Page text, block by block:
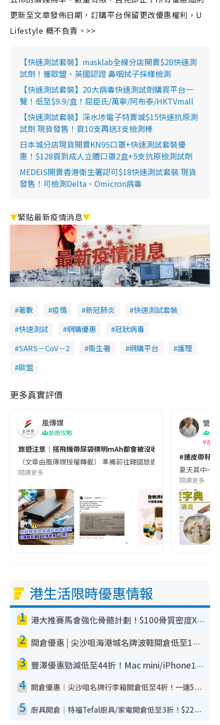
更新至文章發佈日期，訂購平台保留更改優惠權利，U
Lifestyle 概不負責。>>
【快速測試套裝】masklab全線分店開賣$28快速測
試劑！獲歐盟、英國認證 鼻咽拭子採樣檢測
【快速測試套裝】20大病毒快速測試劑購買平台一
覽！低至$9.9/盒！屈臣氏/萬寧/阿布泰/HKTVmall
【快速測試套裝】深水埗電子特賣城$15快速抗原測
試劑 現貨發售！買10支再送3支檢測棒
日本城分店現貨開賣KN95口罩+快速測試套裝優
惠！$128買到成人立體口罩2盒+5支抗原檢測試劑
MEDEIS開賣香港衛生署認可$18快速測試套裝 現貨
發售！可檢測Delta、Omicron病毒
▼緊貼最新疫情消息▼
著數 疫情 新冠肺炎
快速測試套裝
快速測試
網購優惠
冠狀病毒
SARS－CoV－2
衞生署 網購平台
護理
歐盟
更多真實評價
風傳媒
旅遊攻略
旅遊注意｜搭飛機帶尿袋標明mAh都會被沒收😱出發前切記檢查
（文章由風傳媒授權轉載） 準備前往韓國旅遊的民眾，近期要
閱讀更多
營養
香港
#連皮帶籽
夏天其中一
閱讀更多
港生活限時優惠情報
1 港大推賽馬會強化骨骼計劃！$100骨質密度X光檢查 完成免費運動訓練送超市禮券！附參加資格
2 開倉優惠 | 尖沙咀海港城名牌波鞋開倉低至1折！On鞋$899起／Joy&Peace鞋履$98起
3 豐澤優惠勁減低至44折！Mac mini/iPhone17Pro大減價！廚房家電$220起
4 開倉優惠｜尖沙咀名牌行李箱開倉低至4折！一連5日 American Tourister/ace./Hallmark $200起！
5 廚具開倉｜特福Tefal廚具/家電開倉低至3折！$220起買平底鍋/炒鑊/湯煲！電飯煲/吸塵機/燙斗$418起